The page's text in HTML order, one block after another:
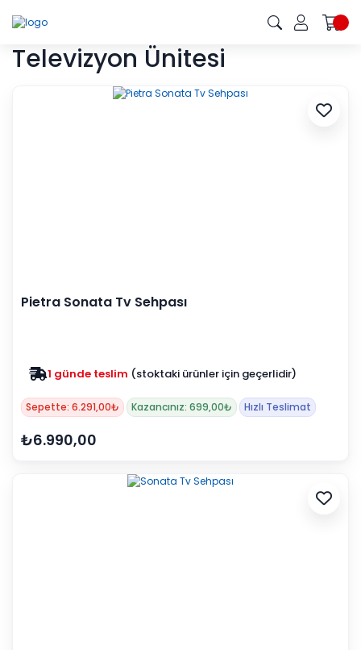
Televizyon Ünitesi
Pietra Sonata Tv Sehpası
Zam yok 2025 fiyatları devam ediyor
Sepette: 6.291,00₺ Kazancınız: 699,00₺ Hızlı Teslimat
₺6.990,00